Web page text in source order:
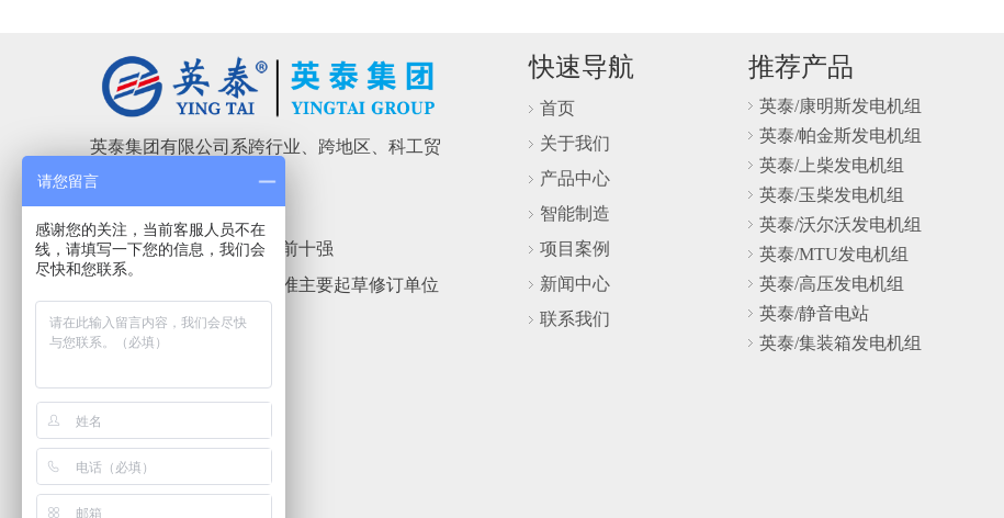
英泰集团有限公司系跨行业、跨地区、科工贸
为一体的企业集团...
中国内燃机电站企业前十强
柴油发电机组国家标准主要起草修订单位
快速导航
首页
关于我们
产品中心
智能制造
项目案例
新闻中心
联系我们
推荐产品
英泰/康明斯发电机组
英泰/帕金斯发电机组
英泰/上柴发电机组
英泰/玉柴发电机组
英泰/沃尔沃发电机组
英泰/MTU发电机组
英泰/高压发电机组
英泰/静音电站
英泰/集装箱发电机组
请您留言
感谢您的关注，当前客服人员不在
线，请填写一下您的信息，我们会
尽快和您联系。